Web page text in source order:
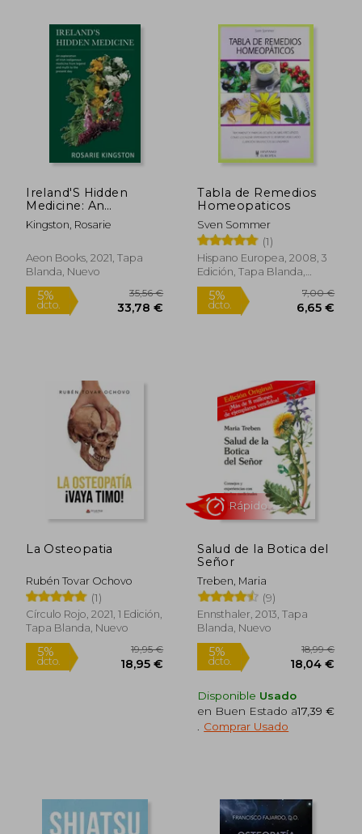
5% 5%
Ireland'S Hidden
Medicine: An
Exploration of Irish
Indigenous Medicine
Myth to the Present
day (en Inglés)
Kingston, Rosarie
Aeon Books, 2021, Tapa
Blanda, Nuevo
5%
Tabla de Remedios
Homeopaticos
Sven Sommer
(1)
Hispano Europea, 2008, 3
Edición, Tapa Blanda,
Nuevo
5%
dcto.
La Osteopatia
Rubén Tovar Ochovo
(1)
Círculo Rojo, 2021, 1 Edición,
Tapa Blanda, Nuevo
Salud de la Botica del
Señor
Treben, Maria
(9)
Ennsthaler, 2013, Tapa
Blanda, Nuevo
Disponible Usado
en Buen Estado a17,39 €
Comprar Usado